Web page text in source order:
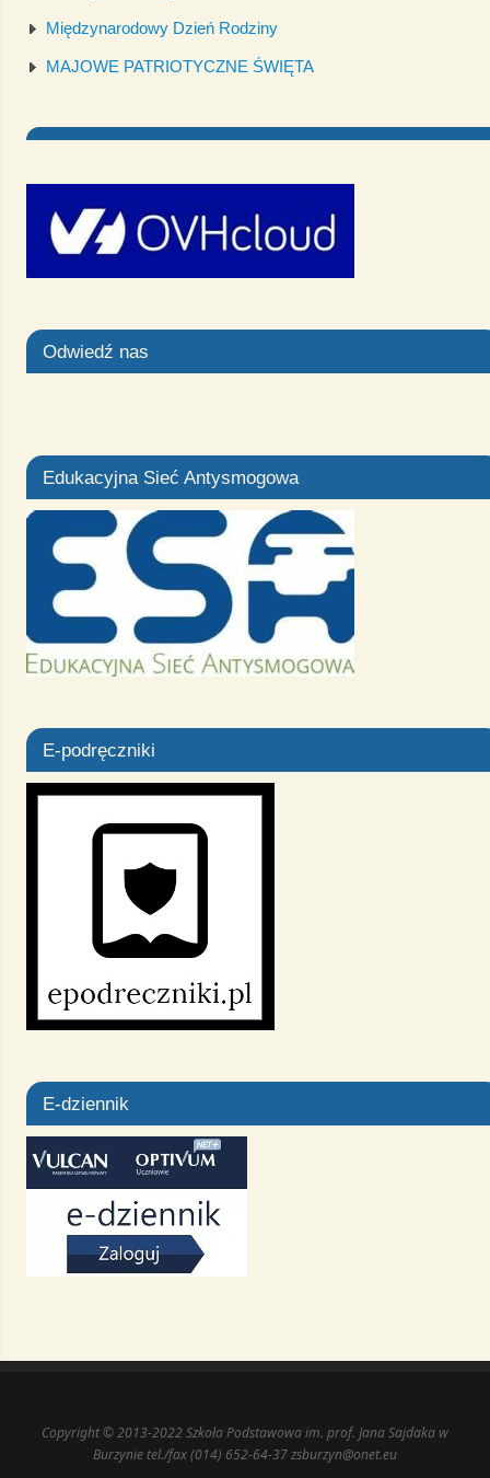
Międzynarodowy Dzień Rodziny
MAJOWE PATRIOTYCZNE ŚWIĘTA
Odwiedź nas
Edukacyjna Sieć Antysmogowa
E-podręczniki
E-dziennik
Copyright © 2013-2022 Szkoła Podstawowa im. prof. Jana Sajdaka w
Burzynie tel./fax (014) 652-64-37 zsburzyn@onet.eu